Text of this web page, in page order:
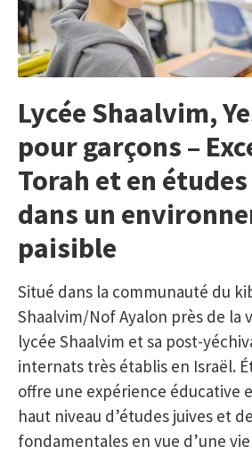
Lycée Shaalvim,
pour garçons –
Torah et en
dans un
paisible
Situé dans la communauté du
Shaalvim/Nof Ayalon près de la
lycée Shaalvim et sa post-
internats très établis en Israël.
offre une expérience éducative
haut niveau d’études juives et
fondamentales en vue d’une